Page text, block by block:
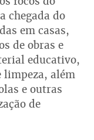
chegada do
em casas,
de obras e
educativo,
além
e outras
de